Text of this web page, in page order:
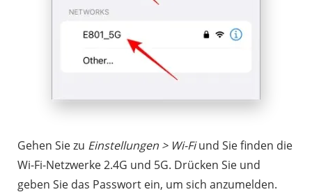
Gehen Sie zu Einstellungen > Wi-Fiund Sie finden die
Wi-Fi-Netzwerke 2.4G und 5G. Drücken Sie und
geben Sie das Passwort ein, um sich anzumelden.